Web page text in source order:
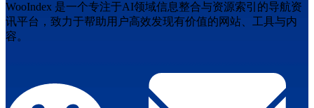
WooIndex 是一个专注于AI领域信息整合与资源索引的导航资
讯平台，致力于帮助用户高效发现有价值的网站、工具与内
容。